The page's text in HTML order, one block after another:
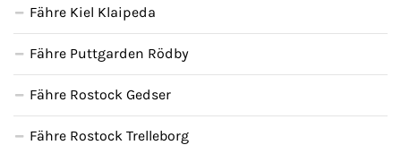
Fähre Kiel Klaipeda
Fähre Puttgarden Rödby
Fähre Rostock Gedser
Fähre Rostock Trelleborg